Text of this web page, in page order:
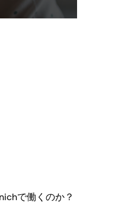
で働くのか？